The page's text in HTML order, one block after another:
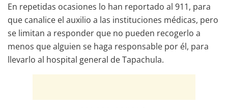
En repetidas ocasiones lo han reportado al 911, para
que canalice el auxilio a las instituciones médicas, pero
se limitan a responder que no pueden recogerlo a
menos que alguien se haga responsable por él, para
llevarlo al hospital general de Tapachula.